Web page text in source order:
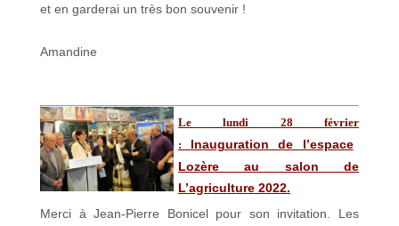
et en garderai un très bon souvenir !
Amandine
Le lundi 28 février
: Inauguration de l’espace
Lozère au salon de
L’agriculture 2022.
Merci à Jean-Pierre Bonicel pour son invitation. Les